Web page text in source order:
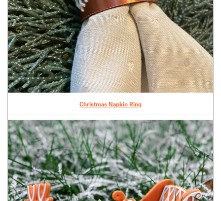
Christmas Napkin Ring